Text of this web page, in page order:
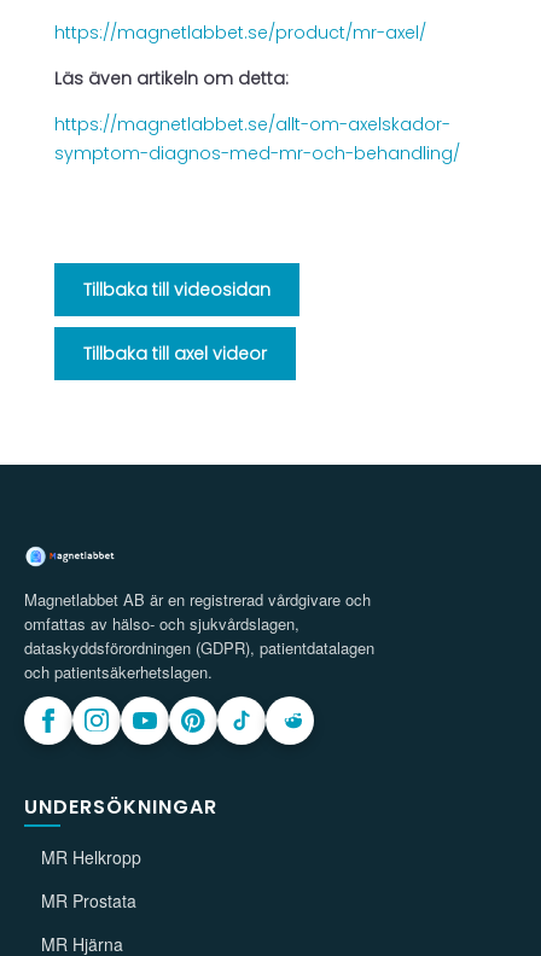
https://magnetlabbet.se/product/mr-axel/
Läs även artikeln om detta:
https://magnetlabbet.se/allt-om-axelskador-
symptom-diagnos-med-mr-och-behandling/
Tillbaka till videosidan
Tillbaka till axel videor
Magnetlabbet AB är en registrerad vårdgivare och
omfattas av hälso- och sjukvårdslagen,
dataskyddsförordningen (GDPR), patientdatalagen
och patientsäkerhetslagen.
UNDERSÖKNINGAR
MR Helkropp
MR Prostata
MR Hjärna